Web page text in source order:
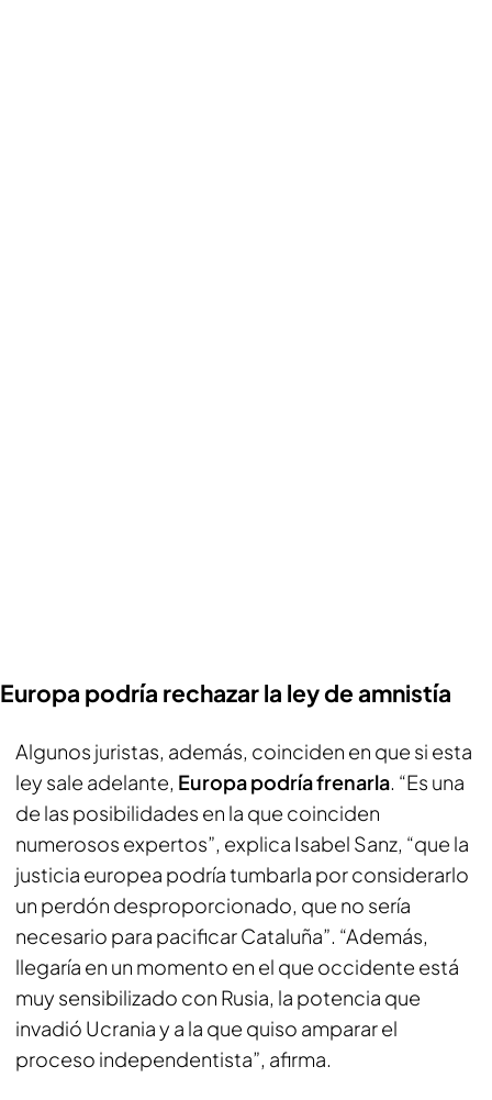
Europa podría rechazar la ley de amnistía
Algunos juristas, además, coinciden en que si esta
ley sale adelante, Europa podría frenarla. “Es una
de las posibilidades en la que coinciden
numerosos expertos”, explica Isabel Sanz, “que la
justicia europea podría tumbarla por considerarlo
un perdón desproporcionado, que no sería
necesario para pacificar Cataluña”. “Además,
llegaría en un momento en el que occidente está
muy sensibilizado con Rusia, la potencia que
invadió Ucrania y a la que quiso amparar el
proceso independentista”, afirma.